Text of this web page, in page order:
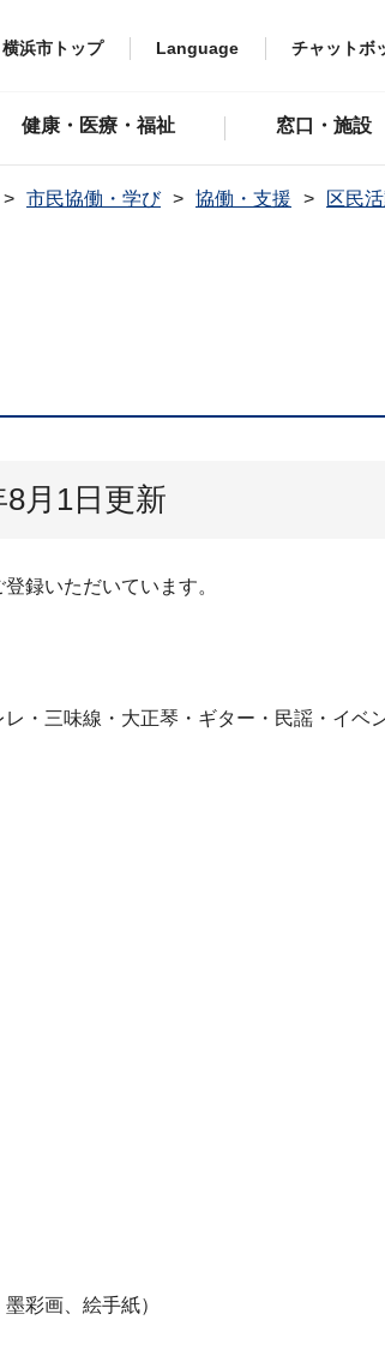
横浜市トップ Language チャットボ
健康・医療・福祉 窓口・施設
市民協働・学び 協働・支援 区民
月1日更新
録いただいています。
・三味線・大正琴・ギター・民謡・イベ
彩画、絵手紙）